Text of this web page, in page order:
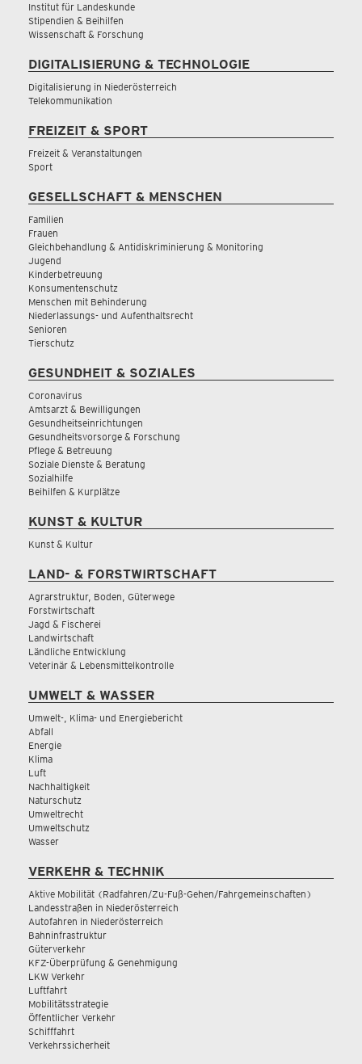
Institut für Landeskunde
Stipendien & Beihilfen
Wissenschaft & Forschung
DIGITALISIERUNG & TECHNOLOGIE
Digitalisierung in Niederösterreich
Telekommunikation
FREIZEIT & SPORT
Freizeit & Veranstaltungen
Sport
GESELLSCHAFT & MENSCHEN
Familien
Frauen
Gleichbehandlung & Antidiskriminierung & Monitoring
Jugend
Kinderbetreuung
Konsumentenschutz
Menschen mit Behinderung
Niederlassungs- und Aufenthaltsrecht
Senioren
Tierschutz
GESUNDHEIT & SOZIALES
Coronavirus
Amtsarzt & Bewilligungen
Gesundheitseinrichtungen
Gesundheitsvorsorge & Forschung
Pflege & Betreuung
Soziale Dienste & Beratung
Sozialhilfe
Beihilfen & Kurplätze
KUNST & KULTUR
Kunst & Kultur
LAND- & FORSTWIRTSCHAFT
Agrarstruktur, Boden, Güterwege
Forstwirtschaft
Jagd & Fischerei
Landwirtschaft
Ländliche Entwicklung
Veterinär & Lebensmittelkontrolle
UMWELT & WASSER
Umwelt-, Klima- und Energiebericht
Abfall
Energie
Klima
Luft
Nachhaltigkeit
Naturschutz
Umweltrecht
Umweltschutz
Wasser
VERKEHR & TECHNIK
Aktive Mobilität (Radfahren/Zu-Fuß-Gehen/Fahrgemeinschaften)
Landesstraßen in Niederösterreich
Autofahren in Niederösterreich
Bahninfrastruktur
Güterverkehr
KFZ-Überprüfung & Genehmigung
LKW Verkehr
Luftfahrt
Mobilitätsstrategie
Öffentlicher Verkehr
Schifffahrt
Verkehrssicherheit